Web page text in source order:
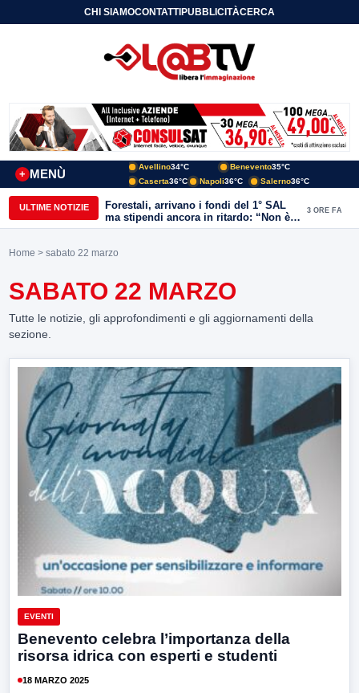
CHI SIAMOCONTATTIPUBBLICITÀCERCA
MENÙ
+
Avellino34°C Benevento35°C
Caserta36°C Napoli36°C Salerno36°C
ULTIME NOTIZIE
Forestali, arrivano i fondi del 1° SAL
ma stipendi ancora in ritardo: “Non è
più sostenibile”
3 ORE FA
Home > sabato 22 marzo
SABATO 22 MARZO
Tutte le notizie, gli approfondimenti e gli aggiornamenti della
sezione.
EVENTI
Benevento celebra l’importanza della
risorsa idrica con esperti e studenti
18 MARZO 2025